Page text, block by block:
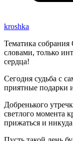
kroshka
Тематика
словами, только
сердца!
Сегодня судьба с
приятные подарки
Добренького
светлого момента
прижаться и